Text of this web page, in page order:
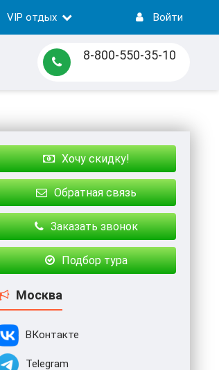
VIP отдых Войти
8-800-550-35-10
Хочу скидку!
Обратная связь
Заказать звонок
Подбор тура
Москва
ВКонтакте
Telegram